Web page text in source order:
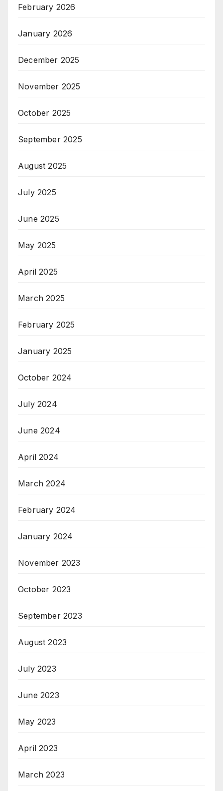
February 2026
January 2026
December 2025
November 2025
October 2025
September 2025
August 2025
July 2025
June 2025
May 2025
April 2025
March 2025
February 2025
January 2025
October 2024
July 2024
June 2024
April 2024
March 2024
February 2024
January 2024
November 2023
October 2023
September 2023
August 2023
July 2023
June 2023
May 2023
April 2023
March 2023